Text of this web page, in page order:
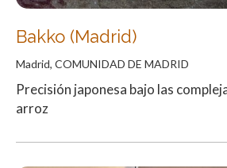
Bakko (Madrid)
Madrid, COMUNIDAD DE MADRID
Precisión japonesa bajo las
arroz